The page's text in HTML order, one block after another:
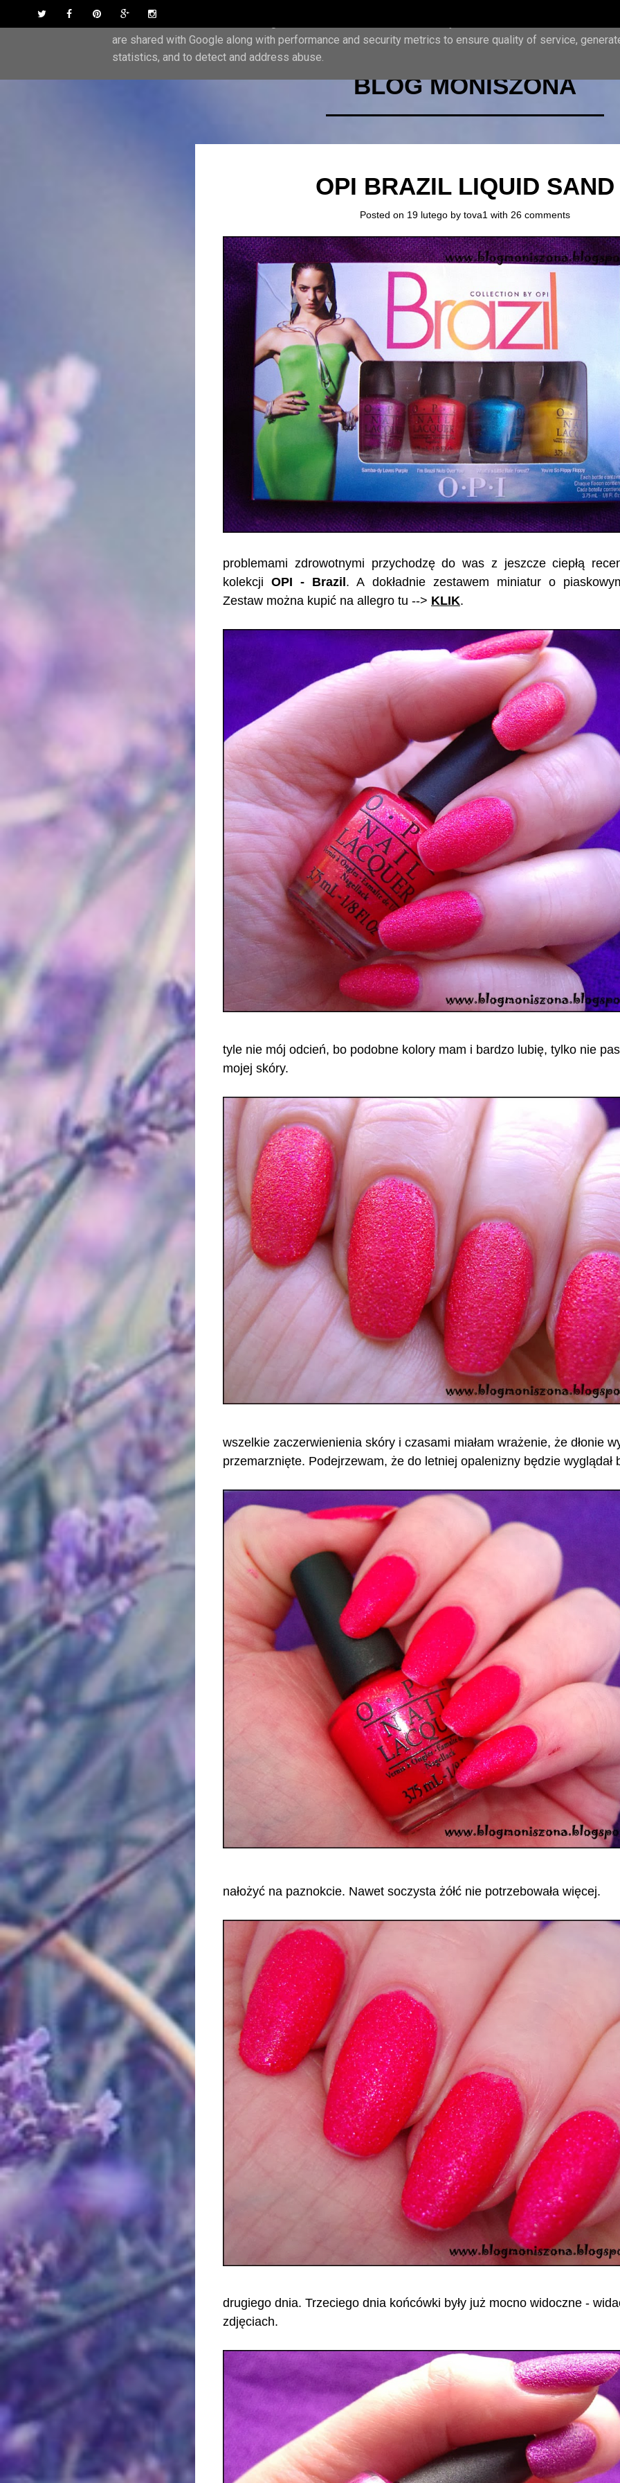
Skip to content
Twitter
Facebook
Pinterest
Google Plus
Instagram
BLOG MONISZONA
OPI BRAZIL LIQUID SAND
Posted on 19 lutego by tova1 with 26 comments
problemami zdrowotnymi przychodzę do was z jeszcze ciepłą
kolekcjiOPI - Brazil . A dokładnie zestawem miniatur o
Zestaw można kupić na allegro tu --> KLIK.
tyle nie mój odcień, bo podobne kolory mam i bardzo lubię, tylko nie
mojej skóry.
wszelkie zaczerwienienia skóry i czasami miałam wrażenie, że dłonie
przemarznięte. Podejrzewam, że do letniej opalenizny będzie wyglądał
nałożyć na paznokcie. Nawet soczysta żółć nie potrzebowała więcej.
drugiego dnia. Trzeciego dnia końcówki były już mocno widoczne -
zdjęciach.
This site uses cookies from Google to deliver its services and to analyze traffic. Your IP address and
are shared with Google along with performance and security metrics to ensure quality of service,
statistics, and to detect and address abuse.